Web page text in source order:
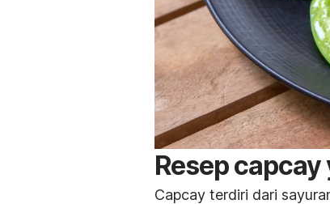
Resep
Capcay terdiri dari